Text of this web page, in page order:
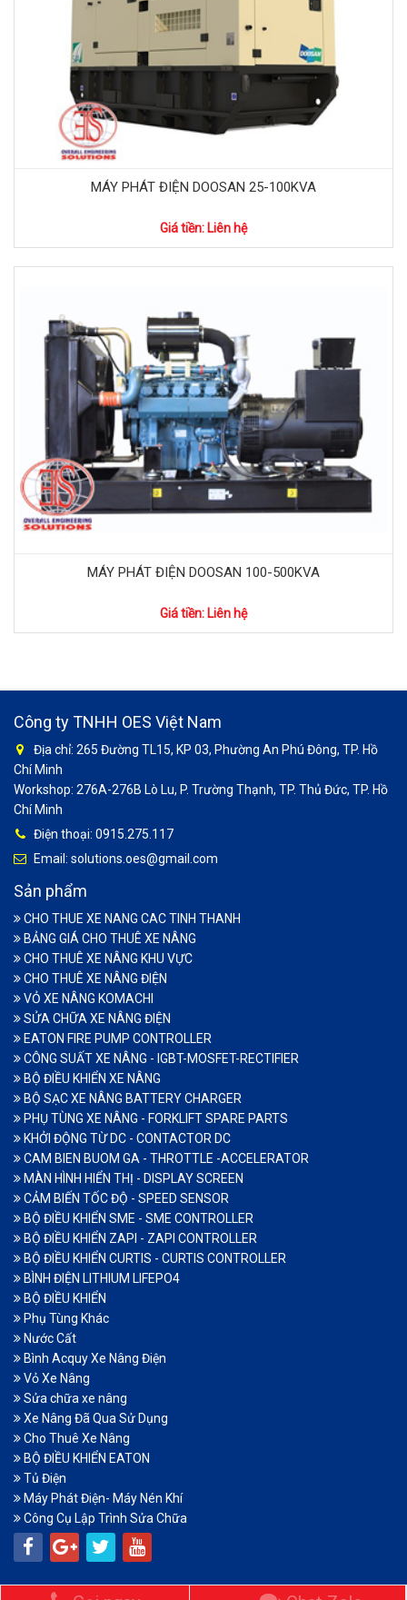
MÁY PHÁT ĐIỆN DOOSAN 25-100KVA
Giá tiền: Liên hệ
MÁY PHÁT ĐIỆN DOOSAN 100-500KVA
Giá tiền: Liên hệ
Công ty TNHH OES Việt Nam
Địa chỉ: 265 Đường TL15, KP 03, Phường An Phú Đông, TP. Hồ
Chí Minh
Workshop: 276A-276B Lò Lu, P. Trường Thạnh, TP. Thủ Đức, TP. Hồ
Chí Minh
Điện thoại: 0915.275.117
Email: solutions.oes@gmail.com
Sản phẩm
CHO THUE XE NANG CAC TINH THANH
BẢNG GIÁ CHO THUÊ XE NÂNG
CHO THUÊ XE NÂNG KHU VỰC
CHO THUÊ XE NÂNG ĐIỆN
VỎ XE NÂNG KOMACHI
SỬA CHỮA XE NÂNG ĐIỆN
EATON FIRE PUMP CONTROLLER
CÔNG SUẤT XE NÂNG - IGBT-MOSFET-RECTIFIER
BỘ ĐIỀU KHIỂN XE NÂNG
BỘ SẠC XE NÂNG BATTERY CHARGER
PHỤ TÙNG XE NÂNG - FORKLIFT SPARE PARTS
KHỞI ĐỘNG TỪ DC - CONTACTOR DC
CAM BIEN BUOM GA - THROTTLE -ACCELERATOR
MÀN HÌNH HIỂN THỊ - DISPLAY SCREEN
CẢM BIẾN TỐC ĐỘ - SPEED SENSOR
BỘ ĐIỀU KHIỂN SME - SME CONTROLLER
BỘ ĐIỀU KHIỂN ZAPI - ZAPI CONTROLLER
BỘ ĐIỀU KHIỂN CURTIS - CURTIS CONTROLLER
BÌNH ĐIỆN LITHIUM LIFEPO4
BỘ ĐIỀU KHIỂN
Phụ Tùng Khác
Nước Cất
Bình Acquy Xe Nâng Điện
Vỏ Xe Nâng
Sửa chữa xe nâng
Xe Nâng Đã Qua Sử Dụng
Cho Thuê Xe Nâng
BỘ ĐIỀU KHIỂN EATON
Tủ Điện
Máy Phát Điện- Máy Nén Khí
Công Cụ Lập Trình Sửa Chữa